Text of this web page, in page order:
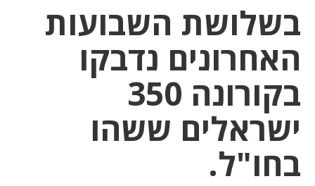
בשלושת השבועות
האחרונים נדבקו
בקורונה 350
ישראלים ששהו
בחו"ל.